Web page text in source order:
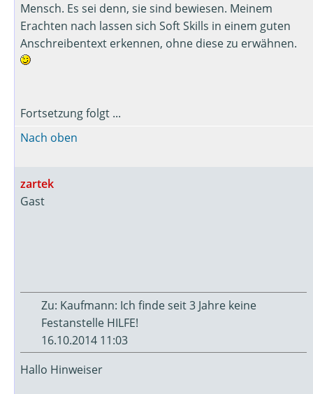
Mensch. Es sei denn, sie sind bewiesen. Meinem
Erachten nach lassen sich Soft Skills in einem guten
Anschreibentext erkennen, ohne diese zu erwähnen.
Fortsetzung folgt ...
Nach oben
zartek
Gast
Zu: Kaufmann: Ich finde seit 3 Jahre keine
Festanstelle HILFE!
16.10.2014 11:03
Hallo Hinweiser